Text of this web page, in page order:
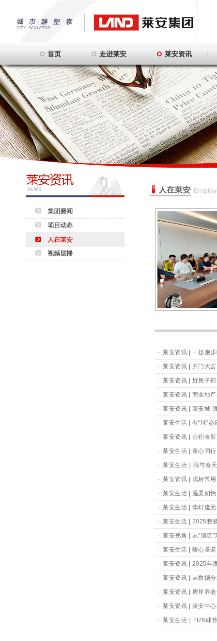
首页 走进莱安 莱安资讯
· 莱安资讯 | 一起跑
· 莱安资讯 | 开门大
· 莱安资讯 | 好房子
· 莱安资讯 | 商业地
· 莱安资讯 | 莱安城·
· 莱安生活 | 有“球”必
· 莱安资讯 | 公积金
· 莱安生活 | 童心同
· 莱安生活｜我与春
· 莱安资讯 | 浅析常
· 莱安生活 | 温柔如
· 莱安生活 | 华灯逢
· 莱安生活 | 2025整
· 莱安视角 | 从“顶流
· 莱安生活 | 暖心圣
· 莱安资讯 | 2025年
· 莱安资讯 | 从数据
· 莱安资讯 | 房屋养
· 莱安资讯 | 莱安中
· 莱安生活｜FUN肆